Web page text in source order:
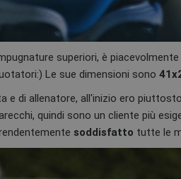
superiori, è
Le sue dimensioni sono
e di allenatore, all'inizio ero
quindi sono un cliente più
soddisfatto tutte le